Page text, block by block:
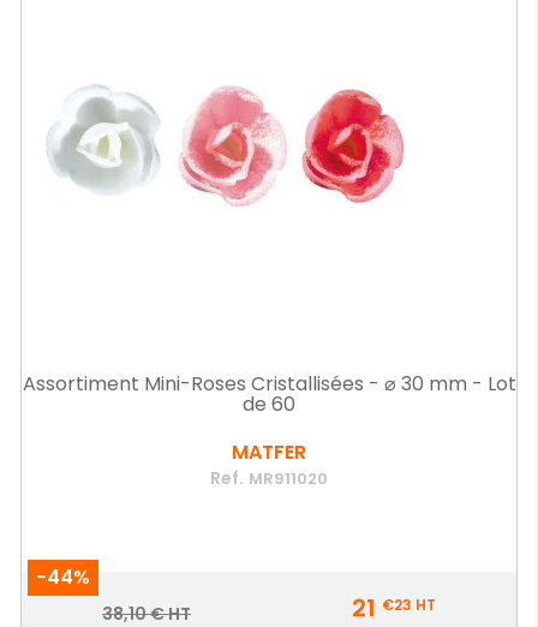
Assortiment Mini-Roses Cristallisées - ⌀ 30 mm - Lot
de 60
MATFER
Ref. MR911020
-44%
Prix
Prix
38,10 € HT 21 €23 HT